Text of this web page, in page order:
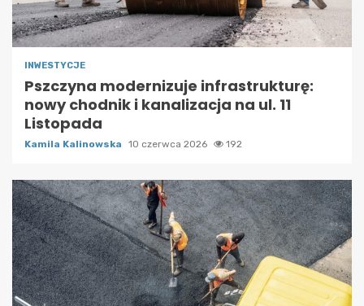
INWESTYCJE
Pszczyna modernizuje infrastrukturę:
nowy chodnik i kanalizacja na ul. 11
Listopada
Kamila Kalinowska 10 czerwca 2026 192